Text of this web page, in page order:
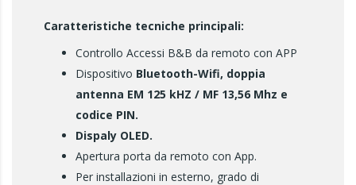
Caratteristiche tecniche principali:
Controllo Accessi B&B da remoto con APP
Dispositivo Bluetooth-Wifi, doppia
antenna EM 125 kHZ / MF 13,56 Mhz e
codice PIN.
Dispaly OLED.
Apertura porta da remoto con App.
Per installazioni in esterno, grado di